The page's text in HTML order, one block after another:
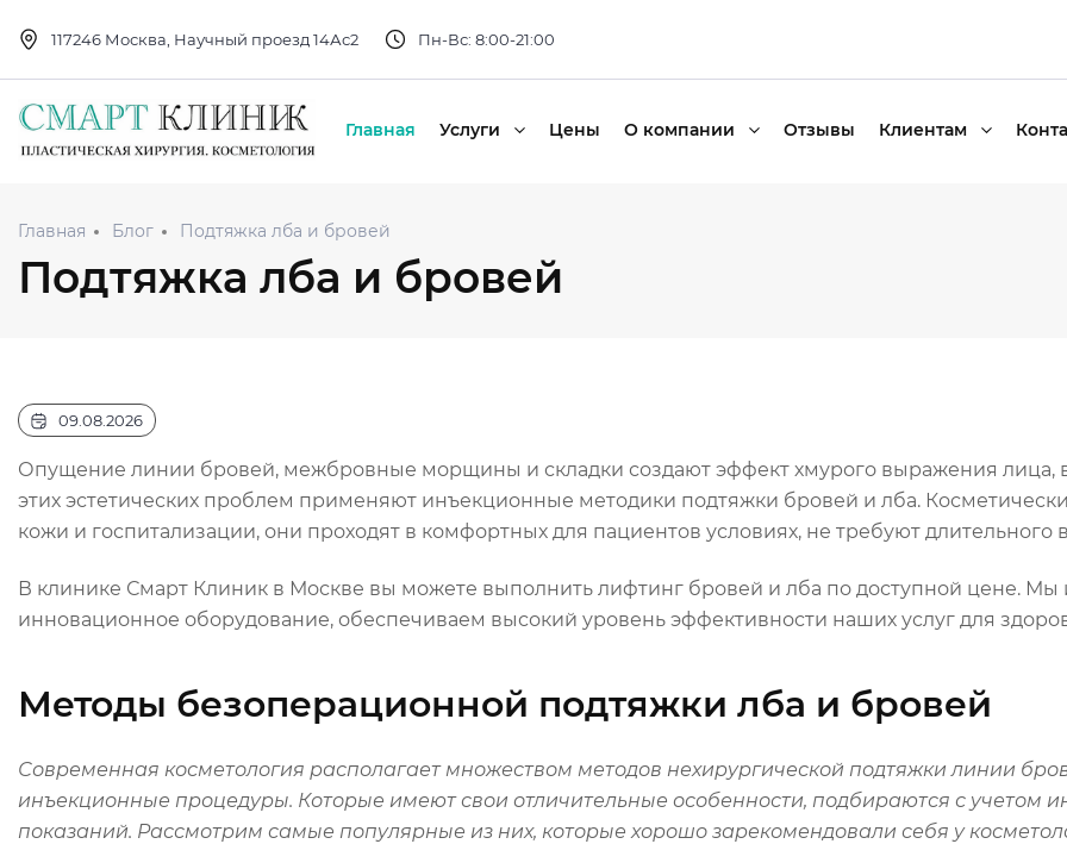
117246 Москва, Научный проезд 14Ас2 Пн-Вс: 8:00-21:00
Главная Услуги Цены О компании Отзывы Клиентам
Главная Блог Подтяжка лба и бровей
Подтяжка лба и бровей
09.08.2026
Опущение линии бровей, межбровные морщины и складки создают эффект хмурого выражения лица,
этих эстетических проблем применяют инъекционные методики подтяжки бровей и лба.
кожи и госпитализации, они проходят в комфортных для пациентов условиях, не требуют длительного
В клинике Смарт Клиник в Москве вы можете выполнить лифтинг бровей и лба по доступной цене.
инновационное оборудование, обеспечиваем высокий уровень эффективности наших услуг для
Методы безоперационной подтяжки лба и бровей
Современная косметология располагает множеством методов нехирургической подтяжки линии
инъекционные процедуры. Которые имеют свои отличительные особенности, подбираются с учетом
показаний. Рассмотрим самые популярные из них, которые хорошо зарекомендовали себя у